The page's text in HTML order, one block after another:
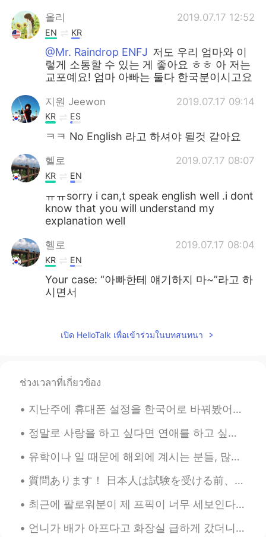
올리 2019.07.17 12:52
EN KR
@Mr. Raindrop ENFJ 저도 우리 엄마와 이
렇게 소통할 수 있는 게 좋아요 ㅎㅎ 아 저는
교포예요! 엄마 아빠는 둘다 한국분이시고요
지원 Jeewon 2019.07.17 09:14
KR ES
ㅋㅋ No English 라고 하셔야 될것 같아요
헬로 2019.07.17 08:07
KR EN
ㅠㅠsorry i can,t speak english well .i dont
know that you will understand my
explanation well
헬로 2019.07.17 08:04
KR EN
Your case: “아빠한테 얘기하지 마~”라고 하
시면서
EN
용. For example, mom said 사랑해, 아들아
at last night and today, you want to tell
아 : 엄마가 어제 밤에 “사랑해, 아들아” 라고
말했어
Mr. Raindrop ENFJ 2019.07.17 06:51
KR JPVI
저는 어머니가 미인이시다 아니다 이전에.
두자녀분과 이런 이야기를 하며 서로 소통하
고있는 어머니의 성격이 귀여우시네요.ㅎㅎ
살며시 영상이 스치듯 지나가서 재미나게 봤
เปิด HelloTalk เพื่อเข้าร่วมในบทสนทนา
ช่วงเวลาที่เกี่ยวข้อง
지난주에 휴대폰 설정을 한국어로 바꿔봤어요 ㅋㅋㅋ 'favorites'라는 단어를 한국어로는 어떻게 표시 돼있을까 궁금했었거든요 '좋아요'나 '북마크' 같은 단어를 쓰지 않을...
정말로 사랑을 하고 싶다면 연애를 하고 싶다면 결혼을 하고 싶다면 미래의 가족에게 잘해주고 싶은 마음이 있다면 그것을 증명할 수 있는 가장 분명한 방법은 지금부터 현재 가족에...
유학이나 일 때문에 해외에 계시는 분들, 많이 외로우실 때가 있죠? 친구가 베트남에 1년 있다가 최근에 미국으로 돌아왔는데 이런 주제의 대화를 나눴어요 해외에 혼자 생활하면서...
質問あります！ 日本人は試験を受ける前、とんかつを食べる習慣ありますよね 「かつ=勝つ」っていう意識があって成功したい気持ちでとんかつを食べると聞きましたが、「とん」は「ドン」の発音と似てるの...
최근에 팔로워분이 제 프픽이 너무 세보인다고 하셨는데 저도 동의해서 어제 또 빠꿨어요 ㅋㅋㅋ I mainly used it to send a message to all th...
언니가 배가 아프다고 화장실 급하게 갔더니 나 보고 "put on some soothing music"라고 (잔잔한 음악 좀 틀어봐) 부탁해서 Adele 음악 틀어놨어요 ㅋㅋ...